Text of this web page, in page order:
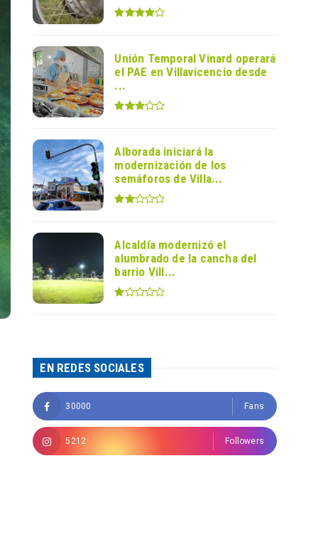
Unión Temporal Vinard operará
el PAE en Villavicencio desde
...
Alborada iniciará la
modernización de los
semáforos de Villa...
Alcaldía modernizó el
alumbrado de la cancha del
barrio Vill...
EN REDES SOCIALES
30000 Fans
5212 Followers